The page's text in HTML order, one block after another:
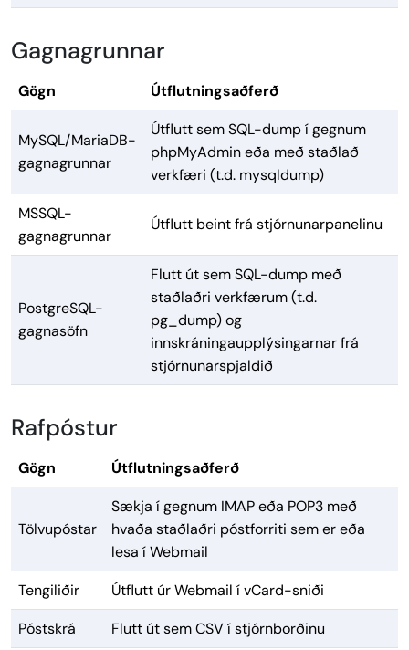
Gagnagrunnar
Gögn Útflutningsaðferð
MySQL/MariaDB-
gagnagrunnar
Útflutt sem SQL-dump í gegnum
phpMyAdmin eða með staðlað
verkfæri (t.d. mysqldump)
MSSQL-
gagnagrunnar
Útflutt beint frá stjórnunarpanelinu
PostgreSQL-
gagnasöfn
Flutt út sem SQL-dump með
staðlaðri verkfærum (t.d.
pg_dump) og
innskráningaupplýsingarnar frá
stjórnunarspjaldið
Rafpóstur
Gögn Útflutningsaðferð
Tölvupóstar
Sækja í gegnum IMAP eða POP3 með
hvaða staðlaðri póstforriti sem er eða
lesa í Webmail
Tengiliðir
Útflutt úr Webmail í vCard-sniði
Póstskrá
Flutt út sem CSV í stjórnborðinu